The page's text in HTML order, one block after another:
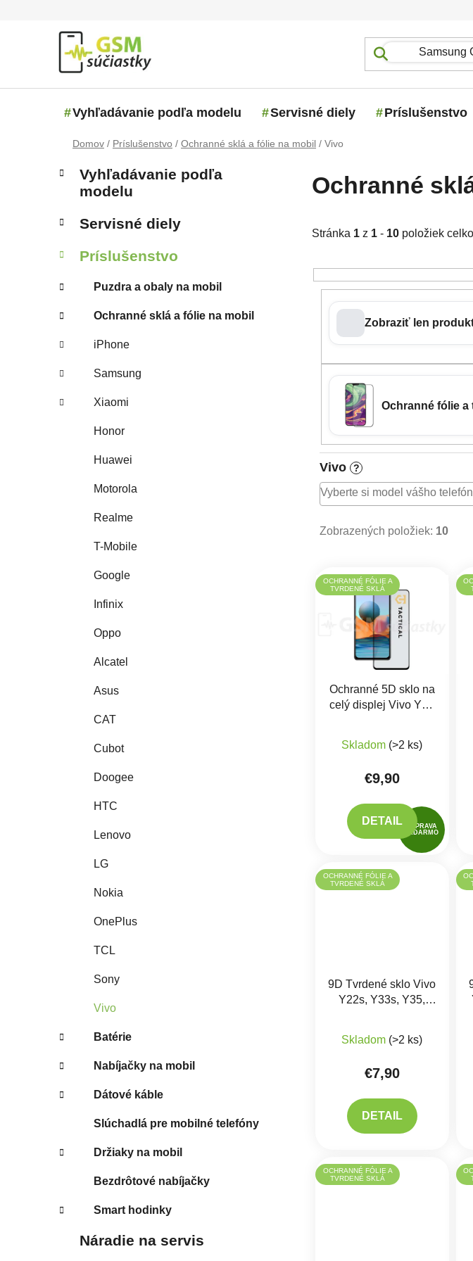
Vyhľadávanie podľa modelu Servisné diely Príslušenstvo
Domov / Príslušenstvo / Ochranné sklá a fólie na mobil / Vivo
Bočný panel
Kategórie
Vyhľadávanie podľa
modelu
Servisné diely
Príslušenstvo
Puzdra a obaly na mobil
Ochranné sklá a fólie na mobil
iPhone
Samsung
Xiaomi
Honor
Huawei
Motorola
Realme
T-Mobile
Google
Infinix
Oppo
Alcatel
Asus
CAT
Cubot
Doogee
HTC
Lenovo
LG
Nokia
OnePlus
TCL
Sony
Vivo
Batérie
Nabíjačky na mobil
Dátové káble
Slúchadlá pre mobilné telefóny
Držiaky na mobil
Bezdrôtové nabíjačky
Smart hodinky
Náradie na servis
Ochranné
Stránka 1 z 1 - 10 položiek
Zobraziť len
Ochranné fólie a
Vivo ?
Zobrazených položiek: 10
Výpis produktov
OCHRANNÉ FÓLIE A
TVRDENÉ SKLÁ
DOPRAVA
ZADARMO
Ochranné 5D sklo na
celý displej Vivo Y76
Skladom (>2 ks)
€9,90
DETAIL
OCHRANNÉ FÓLIE A
TVRDENÉ SKLÁ
9D Tvrdené sklo Vivo
Y22s, Y33s, Y35,
Skladom (>2 ks)
€7,90
DETAIL
OCHRANNÉ FÓLIE A
TVRDENÉ SKLÁ